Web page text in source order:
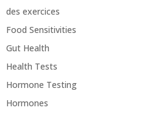
des exercices
Food Sensitivities
Gut Health
Health Tests
Hormone Testing
Hormones